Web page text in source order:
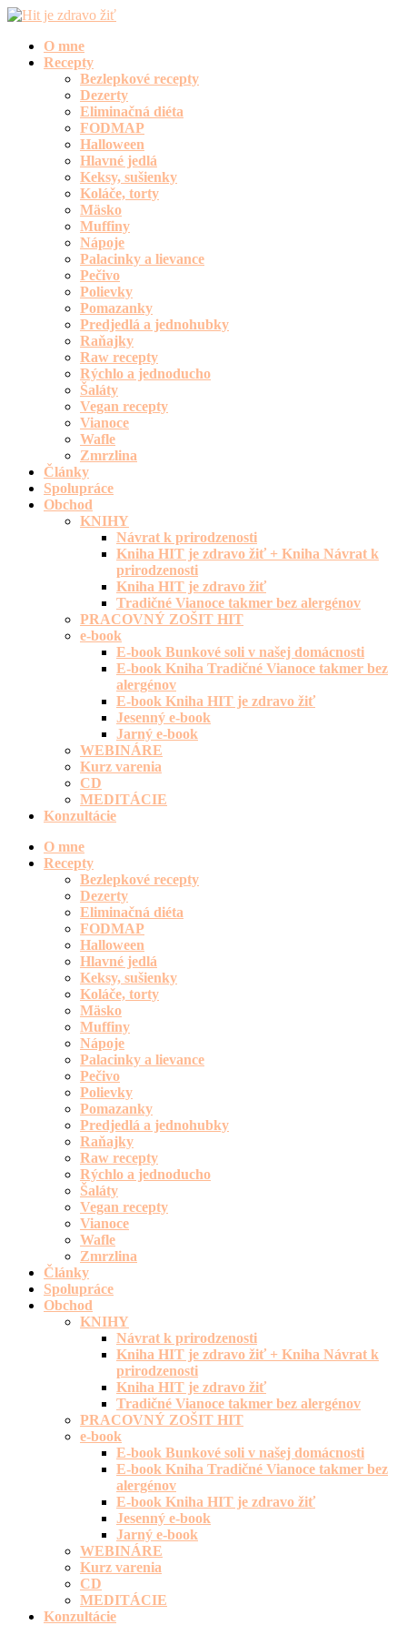
O mne
Recepty
Bezlepkové recepty
Dezerty
Eliminačná diéta
FODMAP
Halloween
Hlavné jedlá
Keksy, sušienky
Koláče, torty
Mäsko
Muffiny
Nápoje
Palacinky a lievance
Pečivo
Polievky
Pomazanky
Predjedlá a jednohubky
Raňajky
Raw recepty
Rýchlo a jednoducho
Šaláty
Vegan recepty
Vianoce
Wafle
Zmrzlina
Články
Spolupráce
Obchod
KNIHY
Návrat k prirodzenosti
Kniha HIT je zdravo žiť + Kniha Návrat k
prirodzenosti
Kniha HIT je zdravo žiť
Tradičné Vianoce takmer bez alergénov
PRACOVNÝ ZOŠIT HIT
e-book
E-book Bunkové soli v našej domácnosti
E-book Kniha Tradičné Vianoce takmer bez
alergénov
E-book Kniha HIT je zdravo žiť
Jesenný e-book
Jarný e-book
WEBINÁRE
Kurz varenia
CD
MEDITÁCIE
Konzultácie
O mne
Recepty
Bezlepkové recepty
Dezerty
Eliminačná diéta
FODMAP
Halloween
Hlavné jedlá
Keksy, sušienky
Koláče, torty
Mäsko
Muffiny
Nápoje
Palacinky a lievance
Pečivo
Polievky
Pomazanky
Predjedlá a jednohubky
Raňajky
Raw recepty
Rýchlo a jednoducho
Šaláty
Vegan recepty
Vianoce
Wafle
Zmrzlina
Články
Spolupráce
Obchod
KNIHY
Návrat k prirodzenosti
Kniha HIT je zdravo žiť + Kniha Návrat k
prirodzenosti
Kniha HIT je zdravo žiť
Tradičné Vianoce takmer bez alergénov
PRACOVNÝ ZOŠIT HIT
e-book
E-book Bunkové soli v našej domácnosti
E-book Kniha Tradičné Vianoce takmer bez
alergénov
E-book Kniha HIT je zdravo žiť
Jesenný e-book
Jarný e-book
WEBINÁRE
Kurz varenia
CD
MEDITÁCIE
Konzultácie